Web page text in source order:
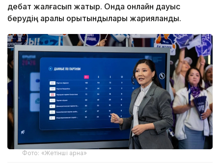
дебат жалғасып жатыр. Онда онлайн дауыс
берудің аралық қорытындылары жарияланды.
Фото: «Жетінші арна»